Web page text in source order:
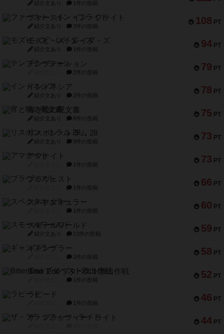
紹介文あり 1件の投稿
108 PT
ファースト・イン・フライト
紹介文あり 3件の投稿
94 PT
モズビ－ズ・レイダ－ズ
紹介文あり 1件の投稿
79 PT
テンプテーション
2件の投稿
78 PT
インドネシア
紹介文あり 2件の投稿
75 PT
宵と暁の呪文書
紹介文あり 8件の投稿
73 PT
リスボン・トラム 28
紹介文あり 9件の投稿
73 PT
アマナイト
1件の投稿
66 PT
ブラヴェスト
1件の投稿
60 PT
スペクタキュラー
1件の投稿
59 PT
スモールワールド
紹介文あり 13件の投稿
58 PT
ギャンブラー
2件の投稿
52 PT
Bitter End ブタペスト救出作戦
1件の投稿
46 PT
ラピード
1件の投稿
44 PT
ザ・フラッフィー・ライト